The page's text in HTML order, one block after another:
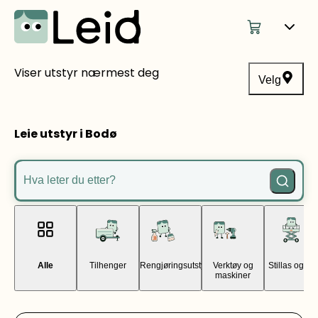
Viser utstyr nærmest deg Velg
Leie utstyr i Bodø
Hva leter du etter?
Alle Tilhenger Rengjøringsutstyr
Verktøy og
maskiner
Stillas og